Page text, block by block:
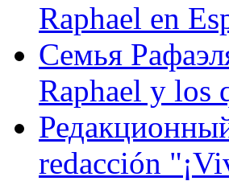
Raphael en
Семья
Raphael y los
redacción